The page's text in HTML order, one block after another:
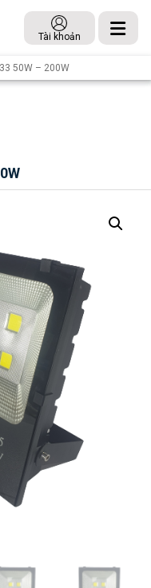
Tài khoản
50W – 200W